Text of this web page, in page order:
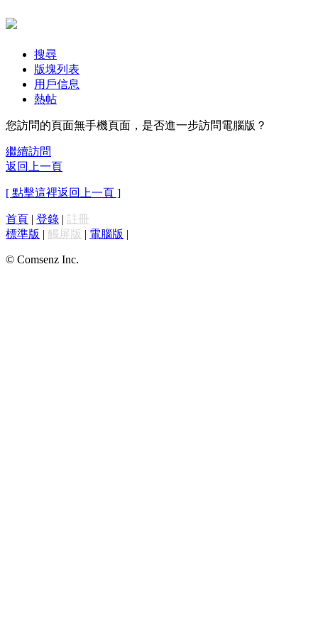
搜尋
版塊列表
用戶信息
熱帖
您訪問的頁面無手機頁面，是否進一步訪問電腦版？
繼續訪問
返回上一頁
[ 點擊這裡返回上一頁 ]
首頁 | 登錄 | 註冊
標準版 | 觸屏版 | 電腦版 |
© Comsenz Inc.